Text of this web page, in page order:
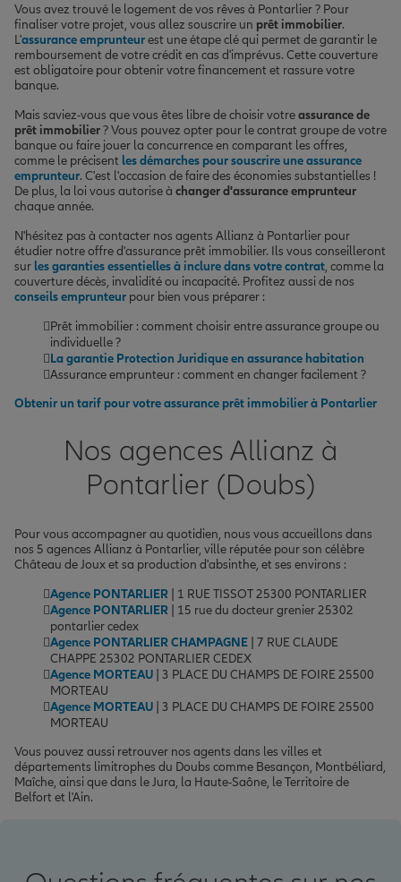
Vous avez trouvé le logement de vos rêves à Pontarlier ? Pour
finaliser votre projet, vous allez souscrire un prêt immobilier.
L'assurance emprunteurest une étape clé qui permet de garantir le
remboursement de votre crédit en cas d'imprévus. Cette couverture
est obligatoire pour obtenir votre financement et rassure votre
banque.
Mais saviez-vous que vous êtes libre de choisir votreassurance de
prêt immobilier? Vous pouvez opter pour le contrat groupe de votre
banque ou faire jouer la concurrence en comparant les offres,
comme le précisent les démarches pour souscrire une assurance
emprunteur. C'est l'occasion de faire des économies substantielles !
De plus, la loi vous autorise à changer d'assurance emprunteur
chaque année.
N'hésitez pas à contacter nos agents Allianz à Pontarlier pour
étudier notre offre d'assurance prêt immobilier. Ils vous conseilleront
sur les garanties essentielles à inclure dans votre contrat, comme la
couverture décès, invalidité ou incapacité. Profitez aussi de nos
conseils emprunteur pour bien vous préparer :
Prêt immobilier : comment choisir entre assurance groupe ou
individuelle ?
La garantie Protection Juridique en assurance habitation
Assurance emprunteur : comment en changer facilement ?
Obtenir un tarif pour votre assurance prêt immobilier à Pontarlier
Nos agences Allianz à
Pontarlier (Doubs)
Pour vous accompagner au quotidien, nous vous accueillons dans
nos 5 agences Allianz à Pontarlier, ville réputée pour son célèbre
Château de Joux et sa production d'absinthe, et ses environs :
Agence PONTARLIER | 1 RUE TISSOT 25300 PONTARLIER
Agence PONTARLIER | 15 rue du docteur grenier 25302
pontarlier cedex
Agence PONTARLIER CHAMPAGNE | 7 RUE CLAUDE
CHAPPE 25302 PONTARLIER CEDEX
Agence MORTEAU | 3 PLACE DU CHAMPS DE FOIRE 25500
MORTEAU
Agence MORTEAU | 3 PLACE DU CHAMPS DE FOIRE 25500
MORTEAU
Vous pouvez aussi retrouver nos agents dans les villes et
départements limitrophes du Doubs comme Besançon, Montbéliard,
Maîche, ainsi que dans le Jura, la Haute-Saône, le Territoire de
Belfort et l'Ain.